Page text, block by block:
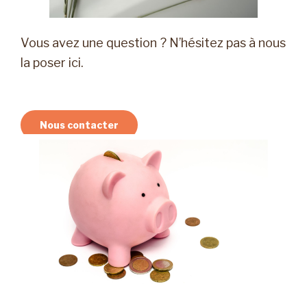
Vous avez une question ? N’hésitez pas à nous
la poser ici.
Nous contacter